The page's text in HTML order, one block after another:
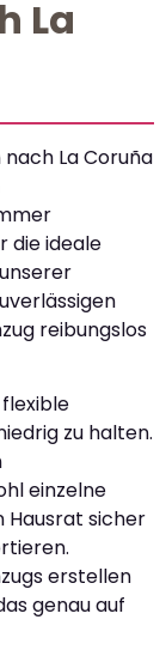
La
La Coruña
die ideale
reibungslos
zu halten.
einzelne
Hausrat sicher
erstellen
genau auf